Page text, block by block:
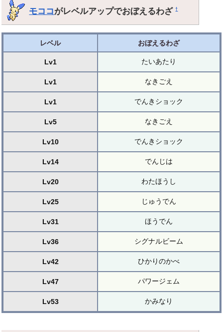
モココがレベルアップでおぼえるわざ†
レベル おぼえるわざ
Lv1 たいあたり
Lv1 なきごえ
Lv1 でんきショック
Lv5 なきごえ
Lv10 でんきショック
Lv14 でんじは
Lv20 わたほうし
Lv25 じゅうでん
Lv31 ほうでん
Lv36 シグナルビーム
Lv42 ひかりのかべ
Lv47 パワージェム
Lv53 かみなり